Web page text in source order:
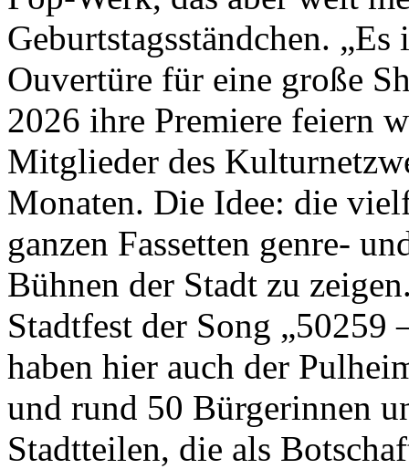
Geburtstagsständchen.
Ouvertüre für eine große
2026 ihre Premiere feiern
Mitglieder des
Monaten. Die Idee: die
ganzen Fassetten genre-
Bühnen der Stadt zu
Stadtfest der Song
haben hier auch der
und rund 50 Bürgerinnen
Stadtteilen, die als